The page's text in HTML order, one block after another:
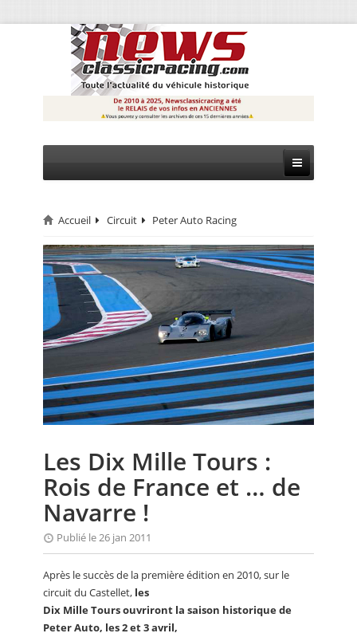
CIRCUIT
RALLYE
MONTAGNE
EVÈNEMENTS
CALENDRIER
FOCUS
ANNUAIRES
PETITES ANNONCES
Accueil Circuit Peter Auto Racing
Les Dix Mille Tours :
Rois de France et … de
Navarre !
Publié le 26 jan 2011
Après le succès de la première édition en 2010, sur le
circuit du Castellet, les
Dix Mille Tours ouvriront la saison historique de
Peter Auto, les 2 et 3 avril,